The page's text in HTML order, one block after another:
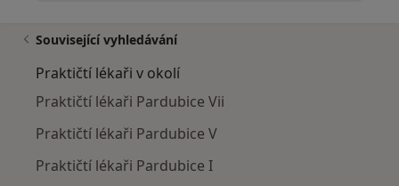
Související vyhledávání
Praktičtí lékaři v okolí
Praktičtí lékaři Pardubice Vii
Praktičtí lékaři Pardubice V
Praktičtí lékaři Pardubice I